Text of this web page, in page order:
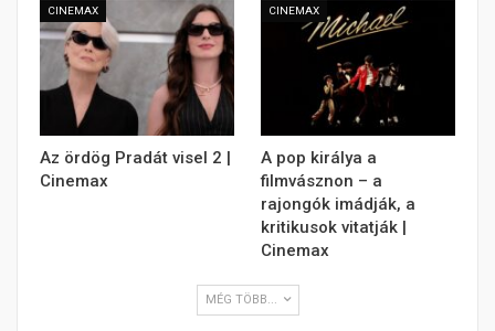
CINEMAX
Az ördög Pradát visel 2 |
Cinemax
CINEMAX
A pop királya a
filmvásznon – a
rajongók imádják, a
kritikusok vitatják |
Cinemax
MÉG TÖBB...